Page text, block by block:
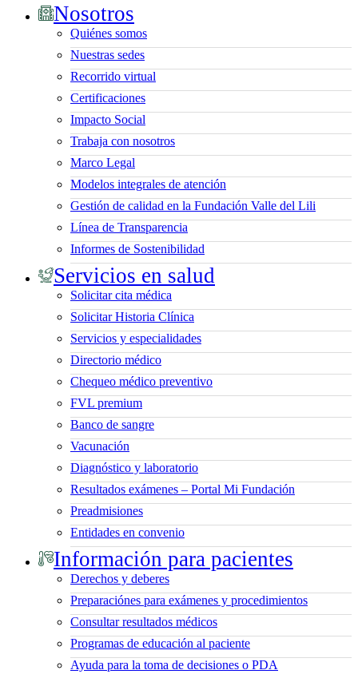
Nosotros
Quiénes somos
Nuestras sedes
Recorrido virtual
Certificaciones
Impacto Social
Trabaja con nosotros
Marco Legal
Modelos integrales de atención
Gestión de calidad en la Fundación Valle del Lili
Línea de Transparencia
Informes de Sostenibilidad
Servicios en salud
Solicitar cita médica
Solicitar Historia Clínica
Servicios y especialidades
Directorio médico
Chequeo médico preventivo
FVL premium
Banco de sangre
Vacunación
Diagnóstico y laboratorio
Resultados exámenes – Portal Mi Fundación
Preadmisiones
Entidades en convenio
Información para pacientes
Derechos y deberes
Preparaciónes para exámenes y procedimientos
Consultar resultados médicos
Programas de educación al paciente
Ayuda para la toma de decisiones o PDA